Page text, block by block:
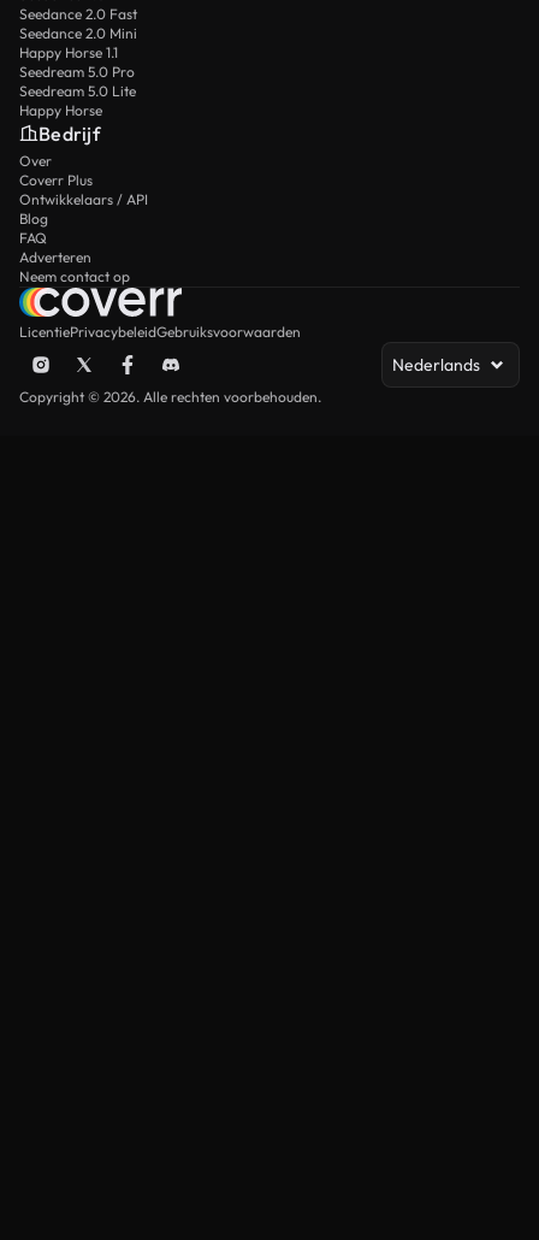
Seedance 2.0 Fast
Seedance 2.0 Mini
Happy Horse 1.1
Seedream 5.0 Pro
Seedream 5.0 Lite
Happy Horse
Bedrijf
Over
Coverr Plus
Ontwikkelaars / API
Blog
FAQ
Adverteren
Neem contact op
LicentiePrivacybeleidGebruiksvoorwaarden
Nederlands
Copyright © 2026. Alle rechten voorbehouden.